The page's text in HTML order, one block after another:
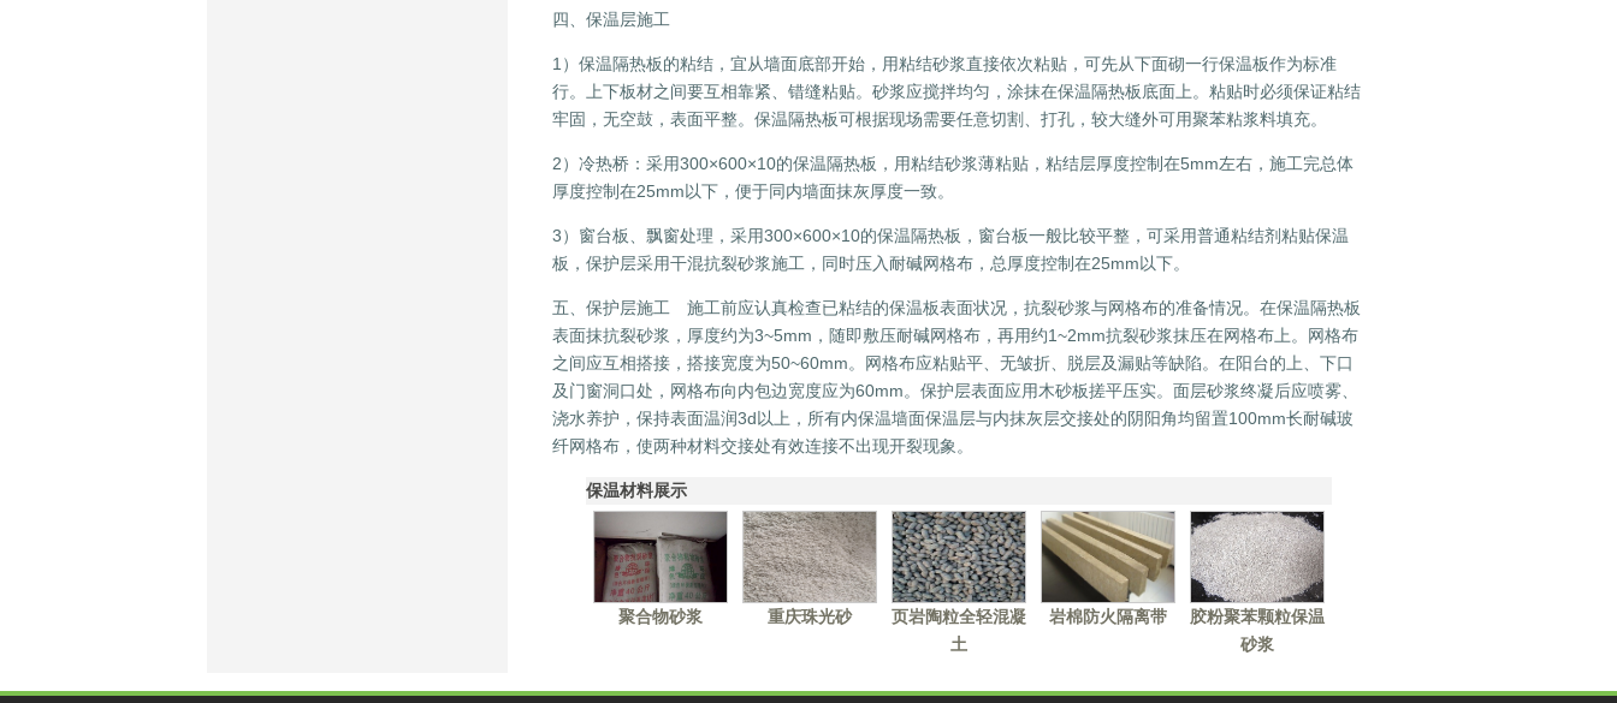
四、保温层施工
1）保温隔热板的粘结，宜从墙面底部开始，用粘结砂浆直接依次粘贴，可先从下面砌一行保温板作为标准
行。上下板材之间要互相靠紧、错缝粘贴。砂浆应搅拌均匀，涂抹在保温隔热板底面上。粘贴时必须保证粘结
牢固，无空鼓，表面平整。保温隔热板可根据现场需要任意切割、打孔，较大缝外可用聚苯粘浆料填充。
2）冷热桥：采用300×600×10的保温隔热板，用粘结砂浆薄粘贴，粘结层厚度控制在5mm左右，施工完总体
厚度控制在25mm以下，便于同内墙面抹灰厚度一致。
3）窗台板、飘窗处理，采用300×600×10的保温隔热板，窗台板一般比较平整，可采用普通粘结剂粘贴保温
板，保护层采用干混抗裂砂浆施工，同时压入耐碱网格布，总厚度控制在25mm以下。
五、保护层施工 施工前应认真检查已粘结的保温板表面状况，抗裂砂浆与网格布的准备情况。在保温隔热板
表面抹抗裂砂浆，厚度约为3~5mm，随即敷压耐碱网格布，再用约1~2mm抗裂砂浆抹压在网格布上。网格布
之间应互相搭接，搭接宽度为50~60mm。网格布应粘贴平、无皱折、脱层及漏贴等缺陷。在阳台的上、下口
及门窗洞口处，网格布向内包边宽度应为60mm。保护层表面应用木砂板搓平压实。面层砂浆终凝后应喷雾、
浇水养护，保持表面温润3d以上，所有内保温墙面保温层与内抹灰层交接处的阴阳角均留置100mm长耐碱玻
纤网格布，使两种材料交接处有效连接不出现开裂现象。
保温材料展示
聚合物砂浆 重庆珠光砂
页岩陶粒全轻混凝
土
岩棉防火隔离带
胶粉聚苯颗粒保温
砂浆